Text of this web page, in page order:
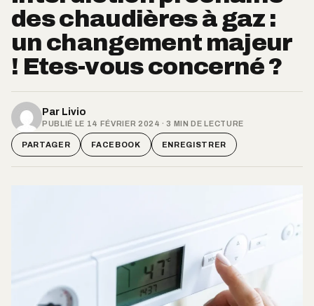
des chaudières à gaz :
un changement majeur
! Etes-vous concerné ?
Par Livio
PUBLIÉ LE 14 FÉVRIER 2024 · 3 MIN DE LECTURE
PARTAGER FACEBOOK ENREGISTRER